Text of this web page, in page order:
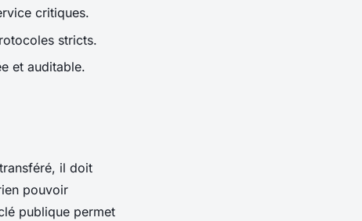
critiques.
stricts.
et auditable.
il doit
pouvoir
publique permet